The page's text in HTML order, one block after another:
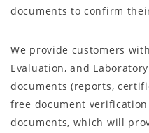
documents to confirm
We provide customers
Evaluation, and
documents (reports,
free document
documents, which will